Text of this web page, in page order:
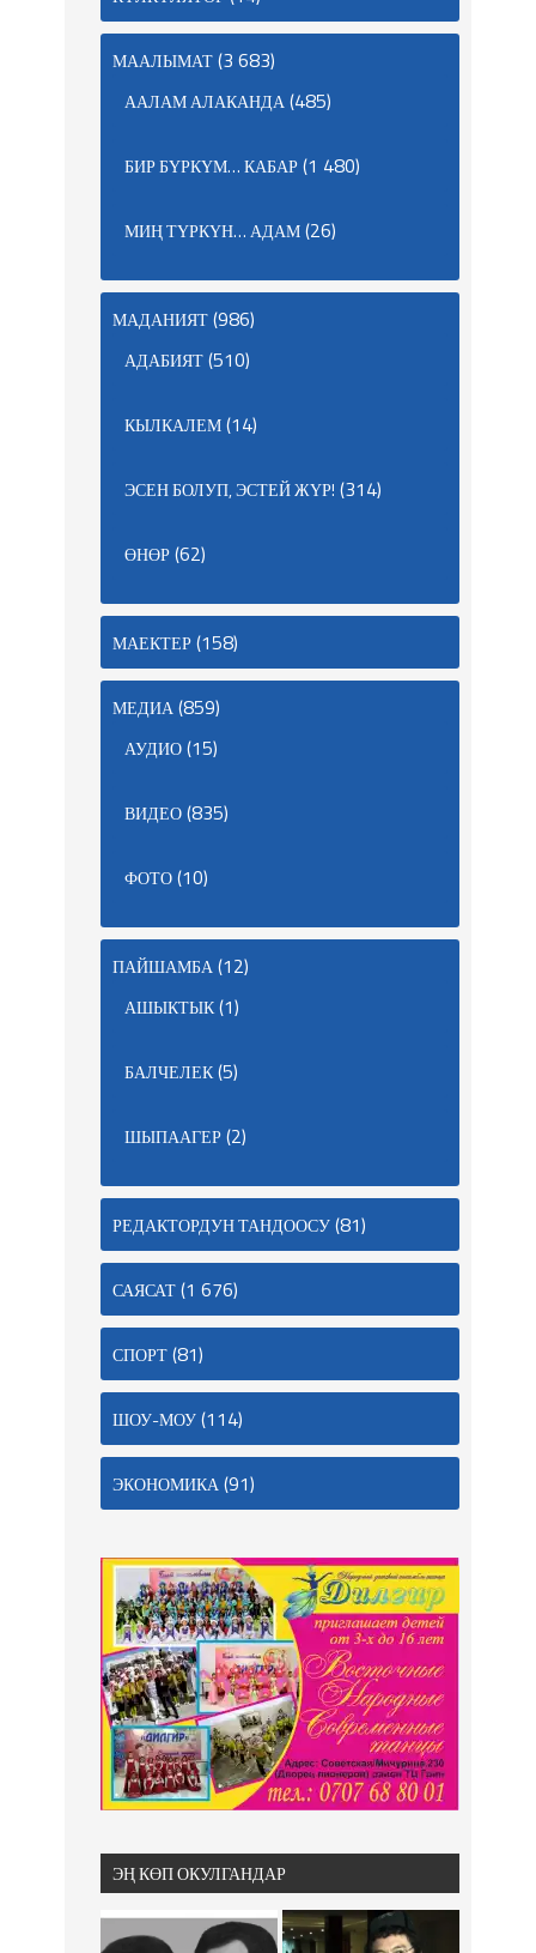
МААЛЫМАТ(3 683)
ААЛАМ АЛАКАНДА(485)
БИР БҮРКҮМ… КАБАР(1 480)
МИҢ ТҮРКҮН… АДАМ(26)
МАДАНИЯТ(986)
АДАБИЯТ(510)
КЫЛКАЛЕМ(14)
ЭСЕН БОЛУП, ЭСТЕЙ ЖҮР! (314)
ӨНӨР(62)
МАЕКТЕР(158)
МЕДИА(859)
АУДИО(15)
ВИДЕО(835)
ФОТО(10)
ПАЙШАМБА(12)
АШЫКТЫК(1)
БАЛЧЕЛЕК(5)
ШЫПААГЕР(2)
РЕДАКТОРДУН ТАНДООСУ(81)
САЯСАТ(1 676)
СПОРТ(81)
ШОУ-МОУ(114)
ЭКОНОМИКА(91)
ЭҢ КӨП ОКУЛГАНДАР